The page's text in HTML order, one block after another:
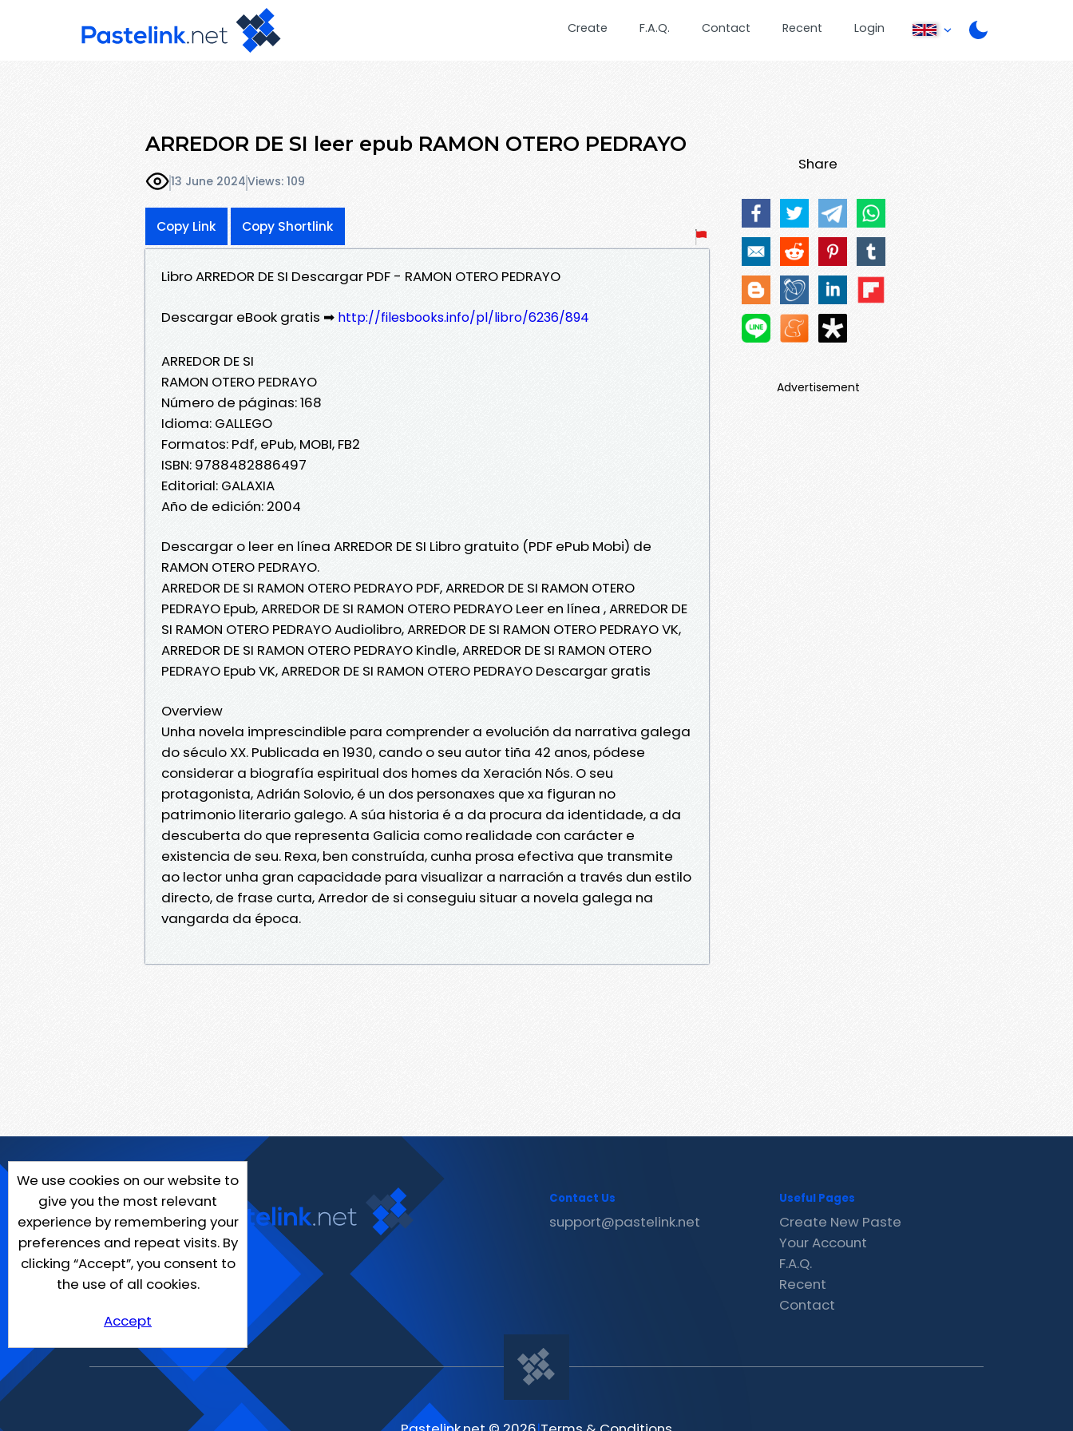
Create F.A.Q. Contact Recent Login
ARREDOR DE SI leer epub RAMON OTERO PEDRAYO
13 June 2024Views: 109
Copy Link Copy Shortlink
Libro ARREDOR DE SI Descargar PDF - RAMON OTERO PEDRAYO
Descargar eBook gratis ➡ http://filesbooks.info/pl/libro/6236/894
ARREDOR DE SI
RAMON OTERO PEDRAYO
Número de páginas: 168
Idioma: GALLEGO
Formatos: Pdf, ePub, MOBI, FB2
ISBN: 9788482886497
Editorial: GALAXIA
Año de edición: 2004
Descargar o leer en línea ARREDOR DE SI Libro gratuito (PDF ePub Mobi) de
RAMON OTERO PEDRAYO.
ARREDOR DE SI RAMON OTERO PEDRAYO PDF, ARREDOR DE SI RAMON OTERO
PEDRAYO Epub, ARREDOR DE SI RAMON OTERO PEDRAYO Leer en línea , ARREDOR DE
SI RAMON OTERO PEDRAYO Audiolibro, ARREDOR DE SI RAMON OTERO PEDRAYO VK,
ARREDOR DE SI RAMON OTERO PEDRAYO Kindle, ARREDOR DE SI RAMON OTERO
PEDRAYO Epub VK, ARREDOR DE SI RAMON OTERO PEDRAYO Descargar gratis
Overview
Unha novela imprescindible para comprender a evolución da narrativa galega
do século XX. Publicada en 1930, cando o seu autor tiña 42 anos, pódese
considerar a biografía espiritual dos homes da Xeración Nós. O seu
protagonista, Adrián Solovio, é un dos personaxes que xa figuran no
patrimonio literario galego. A súa historia é a da procura da identidade, a da
descuberta do que representa Galicia como realidade con carácter e
existencia de seu. Rexa, ben construída, cunha prosa efectiva que transmite
ao lector unha gran capacidade para visualizar a narración a través dun estilo
directo, de frase curta, Arredor de si conseguiu situar a novela galega na
vangarda da época.
Share
Advertisement
We use cookies on our website to
give you the most relevant
experience by remembering your
preferences and repeat visits. By
clicking “Accept”, you consent to
the use of all cookies.
Accept
Contact Us
support@pastelink.net
Useful Pages
Create New Paste
Your Account
F.A.Q.
Recent
Contact